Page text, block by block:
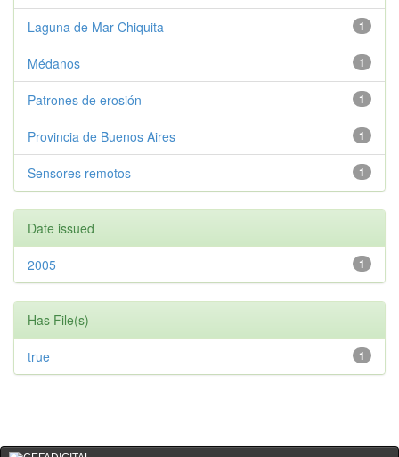
1
Laguna de Mar Chiquita
1
Médanos
1
Patrones de erosión
1
Provincia de Buenos Aires
1
Sensores remotos
Date issued
1
2005
Has File(s)
1
true